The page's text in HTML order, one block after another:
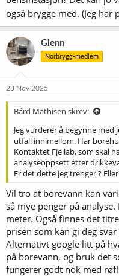
også brygge med. (Jeg har
Glenn
Norbrygg-medlem
28 Nov 2025
Bård Mathisen skrev:
Jeg vurderer å begynne
utfall innimellom. Har
Kontaktet Fjellab, som skal
analyseoppsett etter
Er det dette jeg trenger ?
Vil tro at borevann kan
så mye penger på
meter. Også finnes det
prisen som kan gi deg
Alternativt google litt på
på borevann, og bruk det
fungerer godt nok med